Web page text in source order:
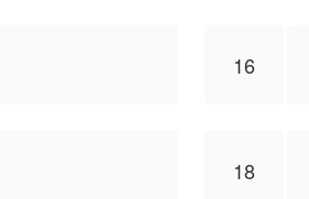
16
18